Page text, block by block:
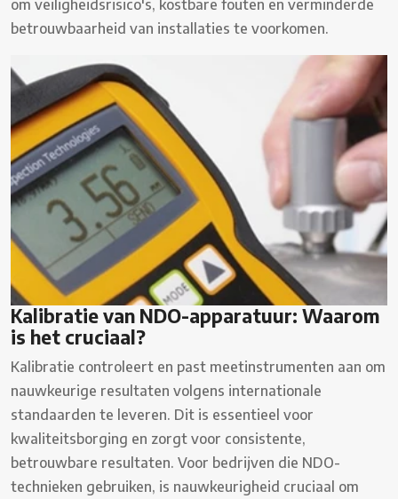
om veiligheidsrisico's, kostbare fouten en verminderde
betrouwbaarheid van installaties te voorkomen.
Kalibratie van NDO-apparatuur: Waarom
is het cruciaal?
Kalibratie controleert en past meetinstrumenten aan om
nauwkeurige resultaten volgens internationale
standaarden te leveren. Dit is essentieel voor
kwaliteitsborging en zorgt voor consistente,
betrouwbare resultaten. Voor bedrijven die NDO-
technieken gebruiken, is nauwkeurigheid cruciaal om